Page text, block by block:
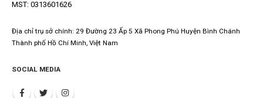
MST: 0313601626
Địa chỉ trụ sở chính: 29 Đường 23 Ấp 5 Xã Phong Phú Huyện Bình Chánh
Thành phố Hồ Chí Minh, Việt Nam
SOCIAL MEDIA